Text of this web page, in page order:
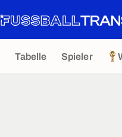
Tabelle Spieler